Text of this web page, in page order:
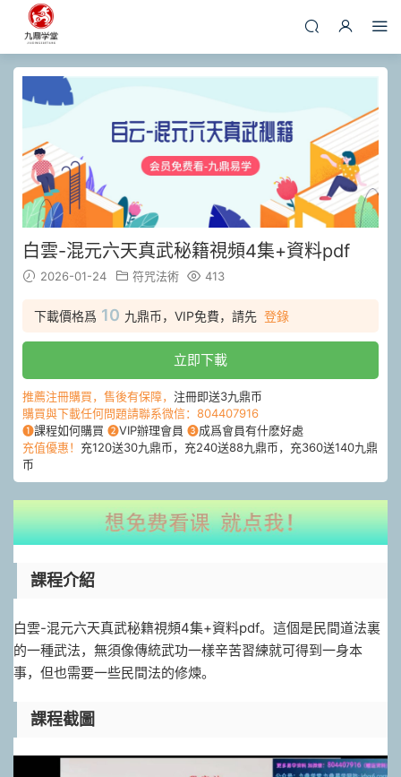
白雲-混元六天真武秘籍視頻4集+資料pdf
2026-01-24 符咒法術 413
下載價格爲 10 九鼎币，VIP免費，請先 登錄
立即下載
推薦注冊購買，售後有保障， 注冊即送3九鼎币
購買與下載任何問題請聯系微信：804407916
❶課程如何購買 ❷VIP辦理會員 ❸成爲會員有什麽好處
充值優惠！ 充120送30九鼎币，充240送88九鼎币，充360送140九鼎
币
課程介紹
白雲-混元六天真武秘籍視頻4集+資料pdf。這個是民間道法裏
的一種武法，無須像傳統武功一樣辛苦習練就可得到一身本
事，但也需要一些民間法的修煉。
課程截圖